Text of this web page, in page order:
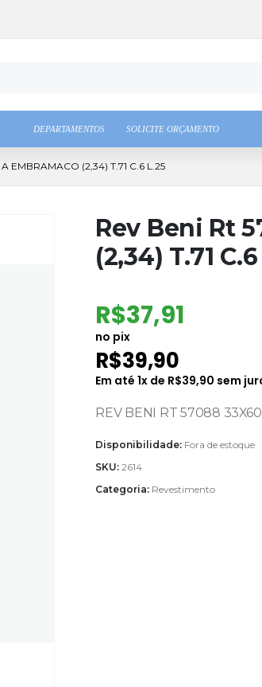
DEPARTAMENTOS SOLICITE ORÇAMENTO
EMBRAMACO (2,34) T.71 C.6 L.25
Rev Beni Rt
(2,34) T.71
R$37,91
no pix
R$39,90
Em até 1x de R$39,90 sem
REV BENI RT 57088 33X60
Disponibilidade: Fora de estoque
SKU: 2614
Categoria: Revestimento